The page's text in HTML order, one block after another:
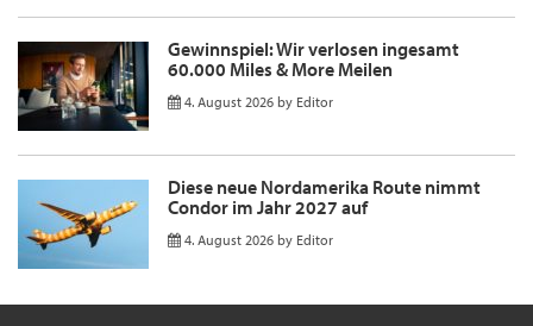
Gewinnspiel: Wir verlosen ingesamt
60.000 Miles & More Meilen
4. August 2026 by Editor
Diese neue Nordamerika Route nimmt
Condor im Jahr 2027 auf
4. August 2026 by Editor